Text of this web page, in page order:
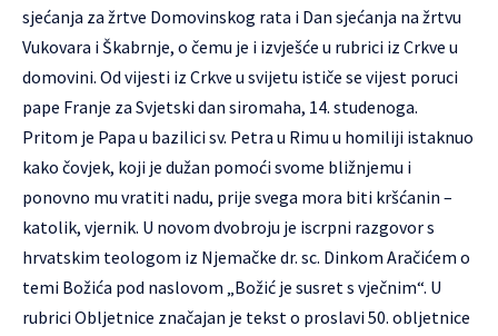
sjećanja za žrtve Domovinskog rata i Dan sjećanja na žrtvu
Vukovara i Škabrnje, o čemu je i izvješće u rubrici iz Crkve u
domovini. Od vijesti iz Crkve u svijetu ističe se vijest poruci
pape Franje za Svjetski dan siromaha, 14. studenoga.
Pritom je Papa u bazilici sv. Petra u Rimu u homiliji istaknuo
kako čovjek, koji je dužan pomoći svome bližnjemu i
ponovno mu vratiti nadu, prije svega mora biti kršćanin –
katolik, vjernik. U novom dvobroju je iscrpni razgovor s
hrvatskim teologom iz Njemačke dr. sc. Dinkom Aračićem o
temi Božića pod naslovom „Božić je susret s vječnim“. U
rubrici Obljetnice značajan je tekst o proslavi 50. obljetnice